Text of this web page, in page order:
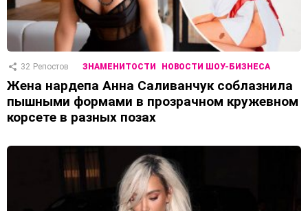
32 Репостов ЗНАМЕНИТОСТИ НОВОСТИ ШОУ-БИЗНЕСА
Жена нардепа Анна Саливанчук соблазнила
пышными формами в прозрачном кружевном
корсете в разных позах